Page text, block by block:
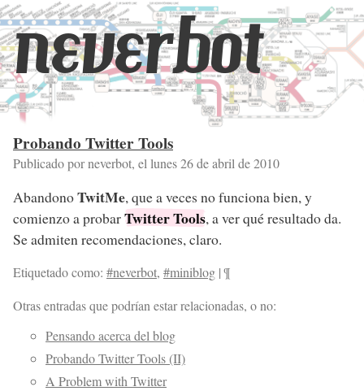
neverbot
Probando Twitter Tools
Publicado por neverbot, el lunes 26 de abril de 2010
AbandonoTwitMe, que a veces no funciona bien, y
comienzo a probarTwitter Tools, a ver qué resultado da.
Se admiten recomendaciones, claro.
Etiquetado como: #neverbot, #miniblog |¶
Otras entradas que podrían estar relacionadas, o no:
Pensando acerca del blog
Probando Twitter Tools (II)
A Problem with Twitter